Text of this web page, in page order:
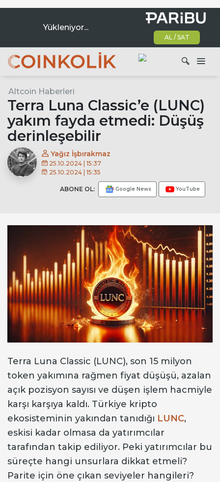
Yükleniyor...
AL / SAT
Ana dolaşım
Ara
Altcoin Haberleri
Terra Luna Classic’e (LUNC)
yakım fayda etmedi: Düşüş
derinleşebilir
Yağız İşbırakmaz
25.10.2024 | 15:37
25.10.2024 | 15:35
ABONE OL: Google News YouTube
Terra Luna Classic (LUNC), son 15 milyon
token yakımına rağmen fiyat düşüşü, azalan
açık pozisyon sayısı ve düşen işlem hacmiyle
karşı karşıya kaldı. Türkiye kripto
ekosisteminin yakından tanıdığı LUNC,
eskisi kadar olmasa da yatırımcılar
tarafından takip ediliyor. Peki yatırımcılar bu
süreçte hangi unsurlara dikkat etmeli?
Parite için öne çıkan seviyeler hangileri?